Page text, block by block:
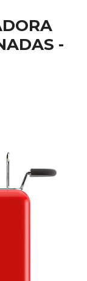
-